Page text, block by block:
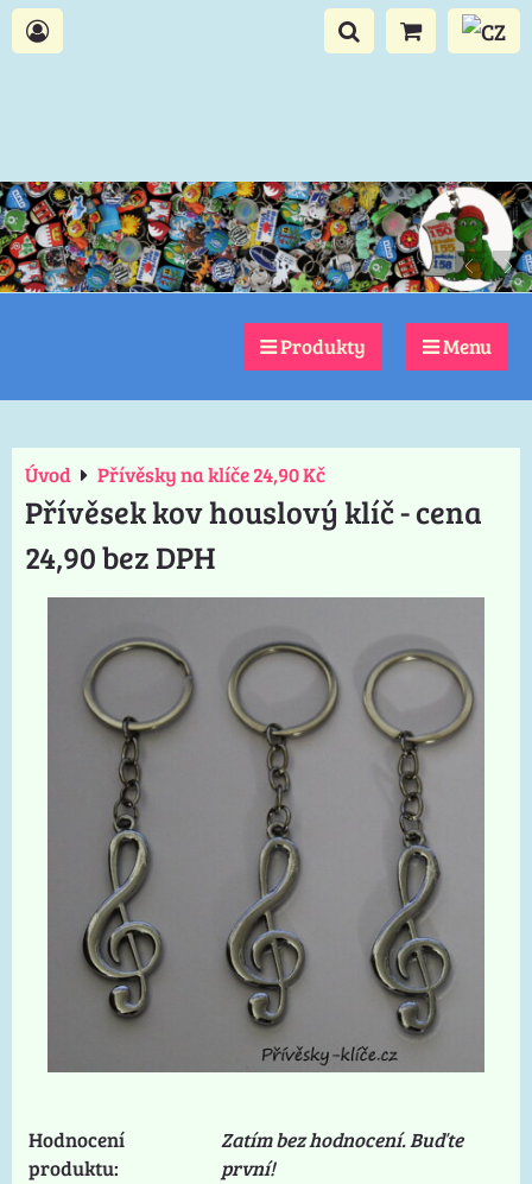
Produkty Menu
Úvod Přívěsky na klíče 24,90 Kč
Přívěsek kov houslový klíč - cena
24,90 bez DPH
Hodnocení
produktu:
Zatím bez hodnocení. Buďte
první!